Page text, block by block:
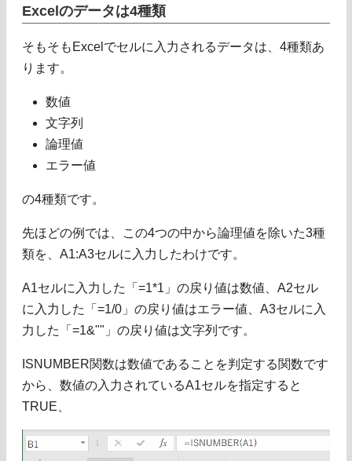
Excelのデータは4種類
そもそもExcelでセルに入力されるデータは、4種類あ
ります。
数値
文字列
論理値
エラー値
の4種類です。
先ほどの例では、この4つの中から論理値を除いた3種
類を、A1:A3セルに入力したわけです。
A1セルに入力した「=1*1」の戻り値は数値、A2セル
に入力した「=1/0」の戻り値はエラー値、A3セルに入
力した「=1&""」の戻り値は文字列です。
ISNUMBER関数は数値であることを判定する関数です
から、数値の入力されているA1セルを指定すると
TRUE、